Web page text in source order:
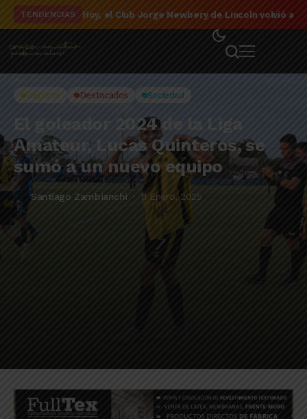
TENDENCIAS El detalle de la campaña de El Linqueño en el
Deporte Destacados Sociedad
El goleador 2024 de la Liga
Amateur, Lucas Quinteros, se
sumó a un nuevo equipo
Santiago Zambianchi 11 Enero, 2025